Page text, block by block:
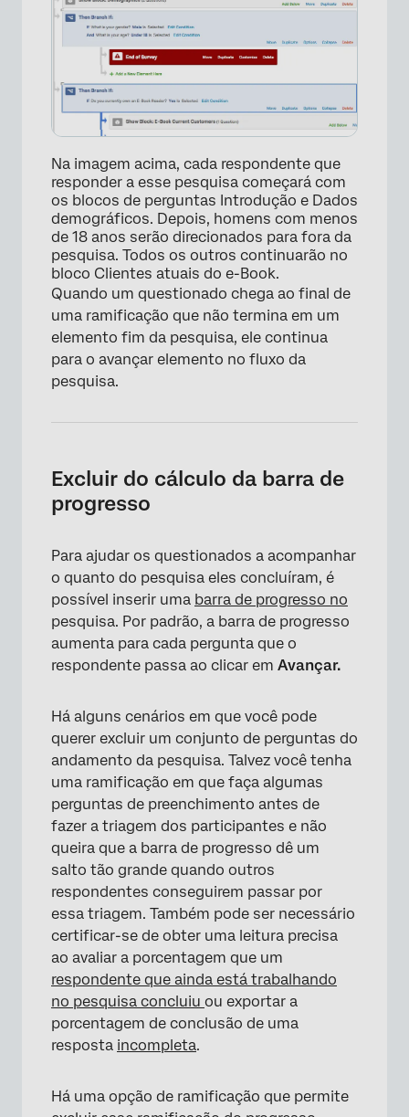
×
Na imagem acima, cada respondente que
responder a esse pesquisa começará com
os blocos de perguntas Introdução e Dados
demográficos. Depois, homens com menos
de 18 anos serão direcionados para fora da
pesquisa. Todos os outros continuarão no
bloco Clientes atuais do e-Book.
Quando um questionado chega ao final de
uma ramificação que não termina em um
elemento fim da pesquisa, ele continua
para o avançar elemento no fluxo da
pesquisa.
Excluir do cálculo da barra de
progresso
Para ajudar os questionados a acompanhar
o quanto do pesquisa eles concluíram, é
possível inserir uma barra de progresso no
pesquisa. Por padrão, a barra de progresso
aumenta para cada pergunta que o
respondente passa ao clicar em Avançar.
Há alguns cenários em que você pode
querer excluir um conjunto de perguntas do
andamento da pesquisa. Talvez você tenha
uma ramificação em que faça algumas
perguntas de preenchimento antes de
fazer a triagem dos participantes e não
queira que a barra de progresso dê um
salto tão grande quando outros
respondentes conseguirem passar por
essa triagem. Também pode ser necessário
certificar-se de obter uma leitura precisa
ao avaliar a porcentagem que um
respondente que ainda está trabalhando
no pesquisa concluiu ou exportar a
porcentagem de conclusão de uma
resposta incompleta.
Há uma opção de ramificação que permite